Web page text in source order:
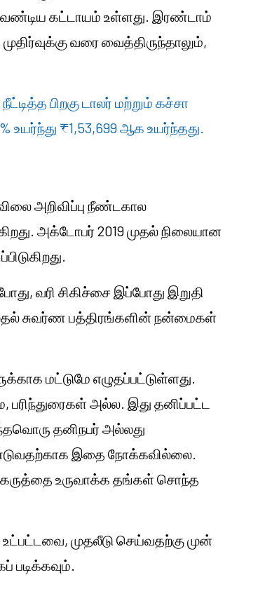
கட்டாயம் உள்ளது. இரண்டாம்
வரை வைத்திருந்தாலும்,
பிறகு டாலர் மற்றும் கச்சா
₹1,53,699 ஆக உயர்ந்தது.
அறிவிப்பு நீண்டகால
அக்டோபர் 2019 முதல் நிலையான
​​வரி சிகிச்சை இப்போது இறுதி
சுவர்ண பத்திரங்களின் நன்மைகள்
மட்டுமே எழுதப்பட்டுள்ளது.
பரிந்துரைகள் அல்ல. இது தனிப்பட்ட
தனிநபர் அல்லது
இதை நோக்கவில்லை.
கருத்தை உருவாக்க தங்கள் சொந்த
முதலீடு செய்வதற்கு முன்